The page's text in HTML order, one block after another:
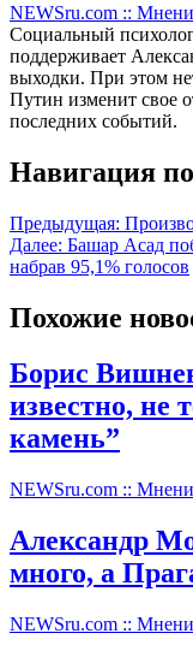
NEWSru.com ::
Социальный
поддерживает
выходки. При этом
Путин изменит свое
последних событий.
Навигация
Предыдущая:
Далее: Башар Асад
набрав 95,1% голосов
Похожие
Борис
известно, не
камень”
NEWSru.com ::
Александр
много, а
NEWSru.com ::